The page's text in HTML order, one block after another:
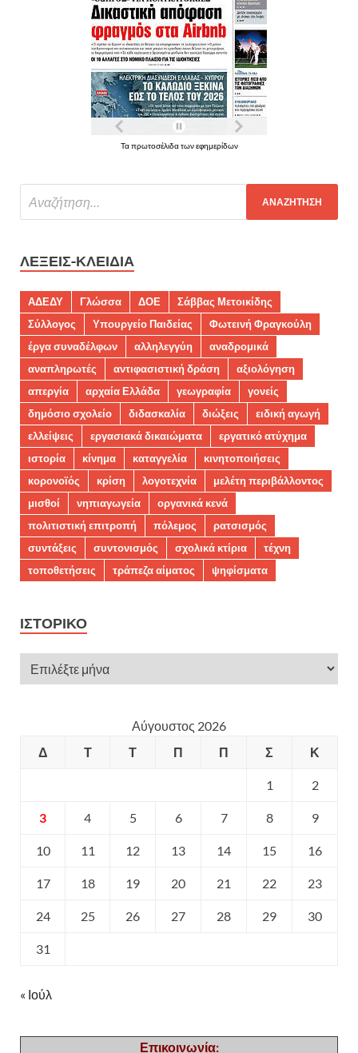
Τα πρωτοσέλιδα των εφημερίδων
ΛΈΞΕΙΣ-ΚΛΕΙΔΙΆ
ΑΔΕΔΥ Γλώσσα ΔΟΕ
Σάββας Μετοικίδης
Σύλλογος
Υπουργείο Παιδείας
Φωτεινή Φραγκούλη
έργα συναδέλφων
αλληλεγγύη
αναδρομικά
αναπληρωτές
αντιφασιστική δράση
αξιολόγηση
απεργία
αρχαία Ελλάδα γεωγραφία
γονείς
δημόσιο σχολείο
διδασκαλία διώξεις
ειδική αγωγή
ελλείψεις
εργασιακά δικαιώματα
εργατικό ατύχημα
ιστορία
κίνημα καταγγελία
κινητοποιήσεις
κορονοϊός
κρίση λογοτεχνία
μελέτη περιβάλλοντος
μισθοί
νηπιαγωγεία
οργανικά κενά
πολιτιστική επιτροπή
πόλεμος
ρατσισμός
συντάξεις
συντονισμός σχολικά κτίρια
τέχνη
τοποθετήσεις
τράπεζα αίματος ψηφίσματα
ΙΣΤΟΡΙΚΌ
Αύγουστος 2026
Δ
Τ Τ Π Π Σ Κ
1 2
3 4 5 6 7 8 9
10 11 12 13 14 15 16
17 18 19 20 21 22 23
24 25 26 27 28 29 30
31
« Ιούλ
Επικοινωνία: